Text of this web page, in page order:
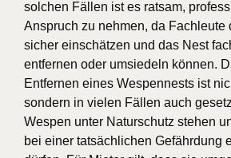
solchen Fällen ist es ratsam,
Anspruch zu nehmen, da Fachleute
sicher einschätzen und das Nest
entfernen oder umsiedeln können.
Entfernen eines Wespennests ist
sondern in vielen Fällen auch
Wespen unter Naturschutz stehen
bei einer tatsächlichen Gefährdung